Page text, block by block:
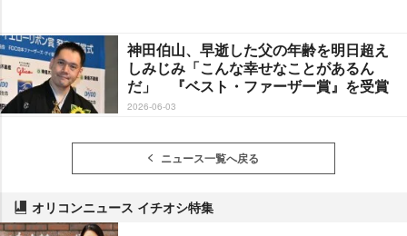
神田伯山、早逝した父の年齢を明日超え
しみじみ「こんな幸せなことがあるん
だ」 『ベスト・ファーザー賞』を受賞
2026-06-03
ニュース一覧へ戻る
オリコンニュース イチオシ特集